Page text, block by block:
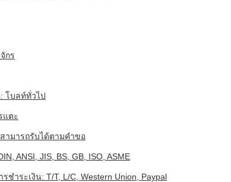
กร
โบลท์ทั่วไป
แตะ
ามารถรับได้ตามคําขอ
ANSI, JIS, BS, GB, ISO, ASME
รชําระเงิน: T/T, L/C, Western Union, Paypal